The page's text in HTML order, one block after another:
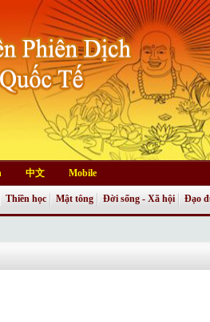
中文 Mobile
Thiền học Mật tông Đời sống - Xã hội Đạo